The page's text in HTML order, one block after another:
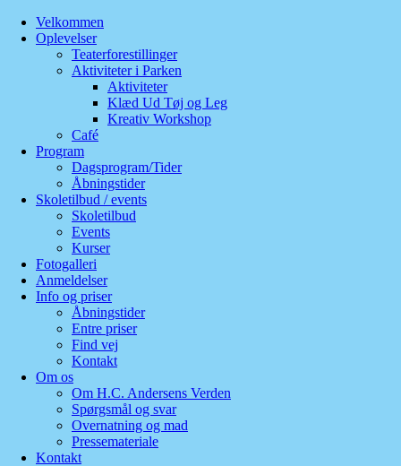
Velkommen
Oplevelser
Teaterforestillinger
Aktiviteter i Parken
Aktiviteter
Klæd Ud Tøj og Leg
Kreativ Workshop
Café
Program
Dagsprogram/Tider
Åbningstider
Skoletilbud / events
Skoletilbud
Events
Kurser
Fotogalleri
Anmeldelser
Info og priser
Åbningstider
Entre priser
Find vej
Kontakt
Om os
Om H.C. Andersens Verden
Spørgsmål og svar
Overnatning og mad
Pressemateriale
Kontakt